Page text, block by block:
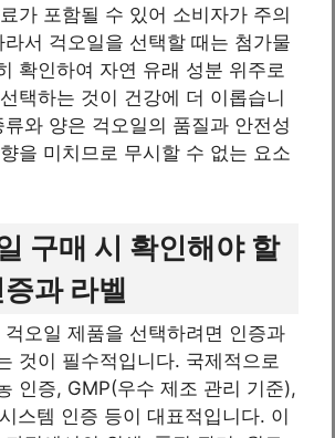
가 포함될 수 있어 소비자가 주의
서 걱오일을 선택할 때는 첨가물
확인하여 자연 유래 성분 위주로
택하는 것이 건강에 더 이롭습니
와 양은 걱오일의 품질과 안전성
을 미치므로 무시할 수 없는 요소
구매 시 확인해야 할
과 라벨
오일 제품을 선택하려면 인증과
것이 필수적입니다. 국제적으로
인증, GMP(우수 제조 관리 기준),
스템 인증 등이 대표적입니다. 이